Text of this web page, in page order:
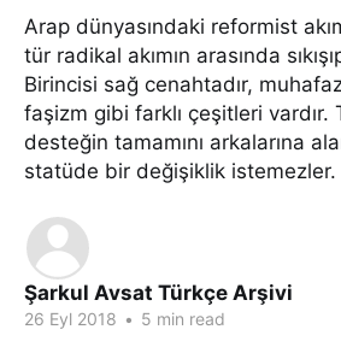
Arap dünyasındaki reformist
tür radikal akımın arasında
Birincisi sağ cenahtadır,
faşizm gibi farklı çeşitleri vardır.
desteğin tamamını arkalarına
statüde bir değişiklik istemezler.
Şarkul Avsat Türkçe Arşivi
26 Eyl 2018 • 5 min read